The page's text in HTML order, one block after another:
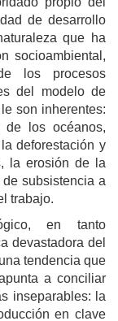
de desarrollo
que ha
socioambiental,
los procesos
del modelo de
son inherentes:
de los océanos,
deforestación y
la erosión de la
subsistencia a
trabajo.
en tanto
devastadora del
tendencia que
a conciliar
inseparables: la
en clave